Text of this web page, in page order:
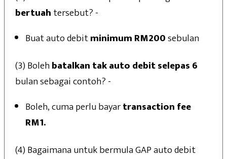
bertuahtersebut? -
Buat auto debitminimum RM200sebulan
(3) Bolehbatalkan tak auto debit selepas 6
bulan sebagai contoh? -
Boleh, cuma perlu bayartransaction fee
RM1.
(4) Bagaimana untuk bermula GAP auto debit